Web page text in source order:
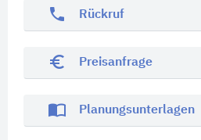
phone Rückruf
euro_symbol Preisanfrage
import_contacts Planungsunterlagen